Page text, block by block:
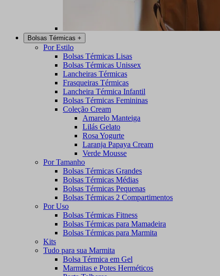
Bolsas Térmicas +
Por Estilo
Bolsas Térmicas Lisas
Bolsas Térmicas Unissex
Lancheiras Térmicas
Frasqueiras Térmicas
Lancheira Térmica Infantil
Bolsas Térmicas Femininas
Coleção Cream
Amarelo Manteiga
Lilás Gelato
Rosa Yogurte
Laranja Papaya Cream
Verde Mousse
Por Tamanho
Bolsas Térmicas Grandes
Bolsas Térmicas Médias
Bolsas Térmicas Pequenas
Bolsas Térmicas 2 Compartimentos
Por Uso
Bolsas Térmicas Fitness
Bolsas Térmicas para Mamadeira
Bolsas Térmicas para Marmita
Kits
Tudo para sua Marmita
Bolsa Térmica em Gel
Marmitas e Potes Herméticos